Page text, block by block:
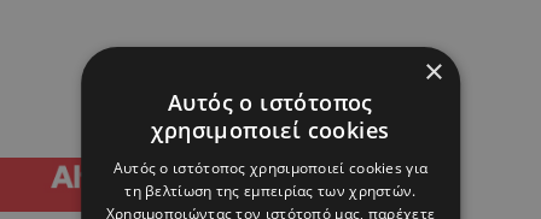
×
Αυτός ο ιστότοπος
χρησιμοποιεί cookies
Αυτός ο ιστότοπος χρησιμοποιεί cookies για
τη βελτίωση της εμπειρίας των χρηστών.
Χρησιμοποιώντας τον ιστότοπό μας, παρέχετε